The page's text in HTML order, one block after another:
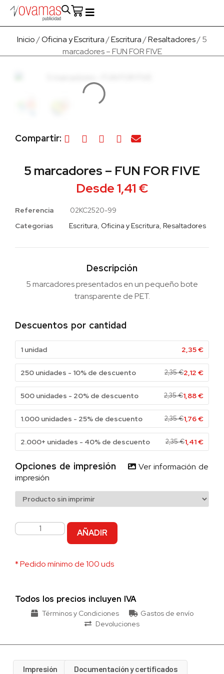
Inicio/Oficina y Escritura/Escritura/Resaltadores/ 5
marcadores – FUN FOR FIVE
5 marcadores – FUN FOR FIVE
Desde1,41 €
Referencia
02KC2520-99
Categorias
Escritura, Oficina y Escritura, Resaltadores
Descripción
5 marcadores presentados en un pequeño bote
transparente de PET.
Descuentos por cantidad
1 unidad 2,35€
250 unidades - 10% de descuento 2,35€2,12 €
500 unidades - 20% de descuento 2,35€1,88€
1.000 unidades - 25% de descuento 2,35€1,76€
2.000+ unidades - 40% de descuento 2,35€1,41€
Opciones de impresión
Ver información de
impresión
AÑADIR
* Pedido mínimo de 100 uds
Todos los precios incluyen IVA
Términos y Condiciones
Gastos de envío
Devoluciones
Compartir:
Impresión Documentación y certificados